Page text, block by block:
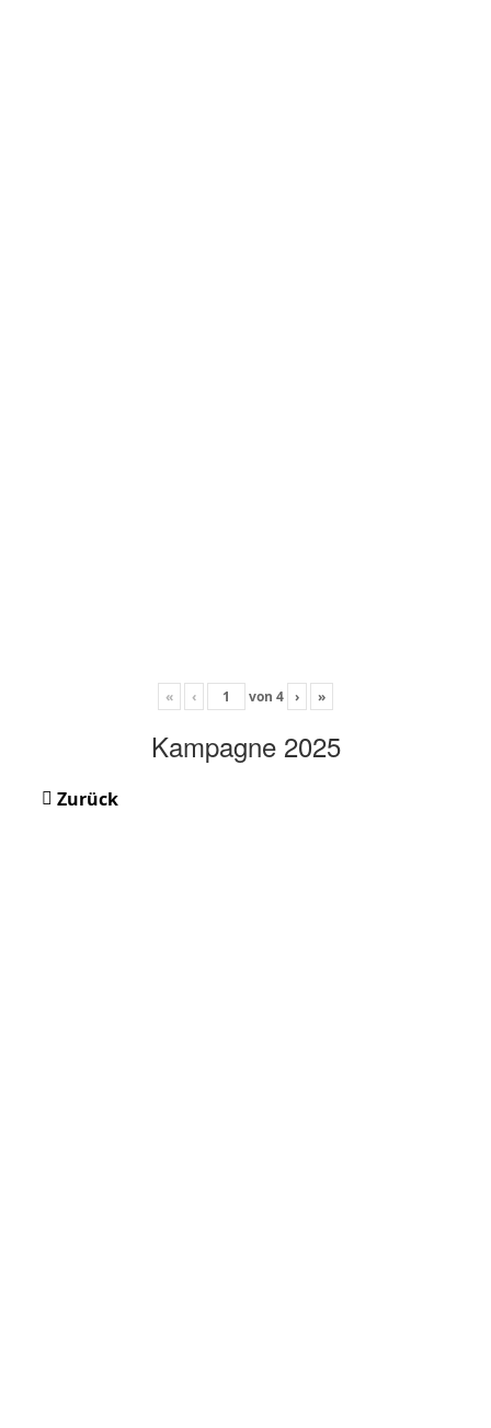
« ‹ von 4 › »
Kampagne 2025
Zurück